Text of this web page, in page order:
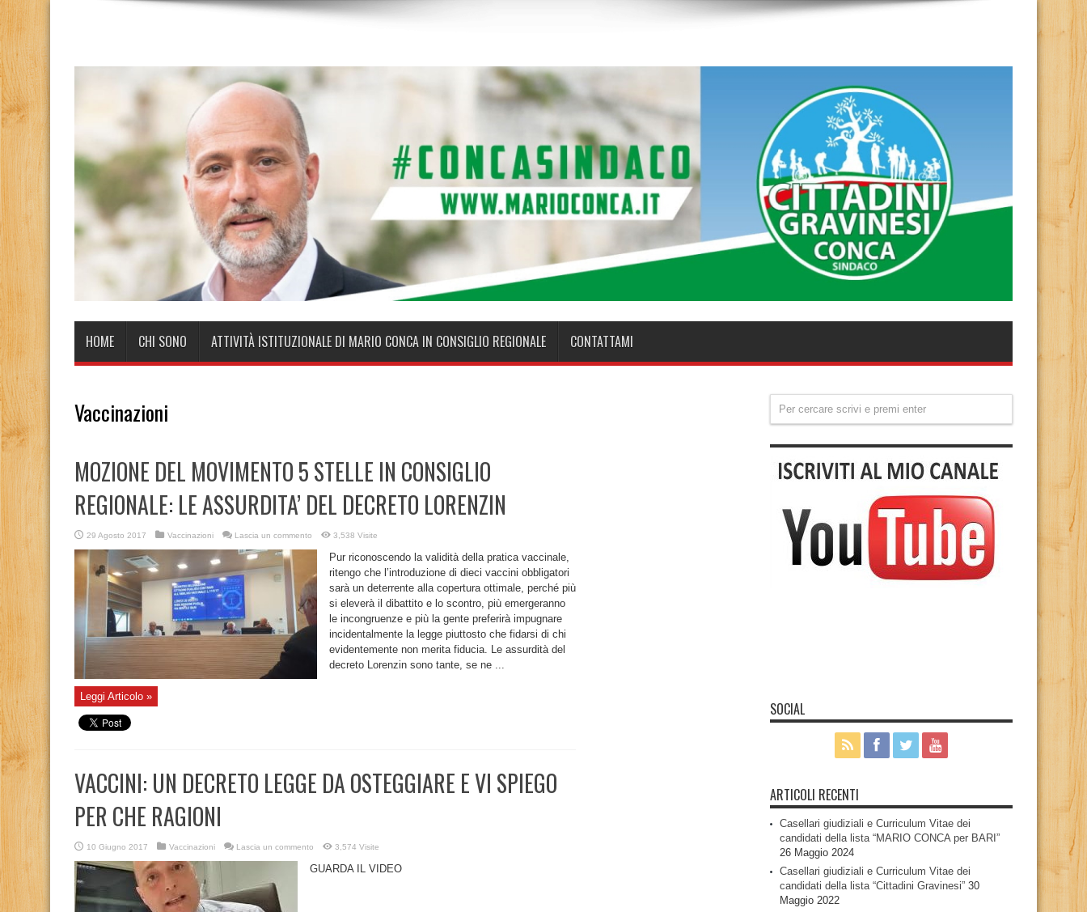
HOME CHI SONO ATTIVITÀ ISTITUZIONALE DI MARIO CONCA IN CONSIGLIO REGIONALE CONTATTAMI
Vaccinazioni
MOZIONE DEL MOVIMENTO 5 STELLE IN CONSIGLIO
REGIONALE: LE ASSURDITA’ DEL DECRETO LORENZIN
29 Agosto 2017 Vaccinazioni Lascia un commento 3,538 Visite
Pur riconoscendo la validità della pratica vaccinale,
ritengo che l’introduzione di dieci vaccini obbligatori
sarà un deterrente alla copertura ottimale, perché più
si eleverà il dibattito e lo scontro, più emergeranno
le incongruenze e più la gente preferirà impugnare
incidentalmente la legge piuttosto che fidarsi di chi
evidentemente non merita fiducia. Le assurdità del
decreto Lorenzin sono tante, se ne ...
Leggi Articolo »
VACCINI: UN DECRETO LEGGE DA OSTEGGIARE E VI SPIEGO
PER CHE RAGIONI
10 Giugno 2017 Vaccinazioni Lascia un commento 3,574 Visite
GUARDA IL VIDEO
SOCIAL
ARTICOLI RECENTI
Casellari giudiziali e Curriculum Vitae dei
candidati della lista “MARIO CONCA per BARI”
26 Maggio 2024
Casellari giudiziali e Curriculum Vitae dei
candidati della lista “Cittadini Gravinesi” 30
Maggio 2022